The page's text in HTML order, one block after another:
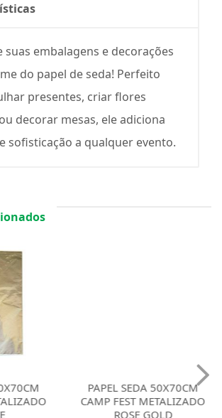
suas embalagens e decorações
do papel de seda! Perfeito
presentes, criar flores
decorar mesas, ele adiciona
sofisticação a qualquer evento.
PAPEL SEDA 50X70CM
CAMP FEST METALIZADO
ROSE GOLD